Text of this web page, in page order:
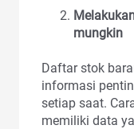
mungkin
Daftar stok
informasi
setiap saat.
memiliki data